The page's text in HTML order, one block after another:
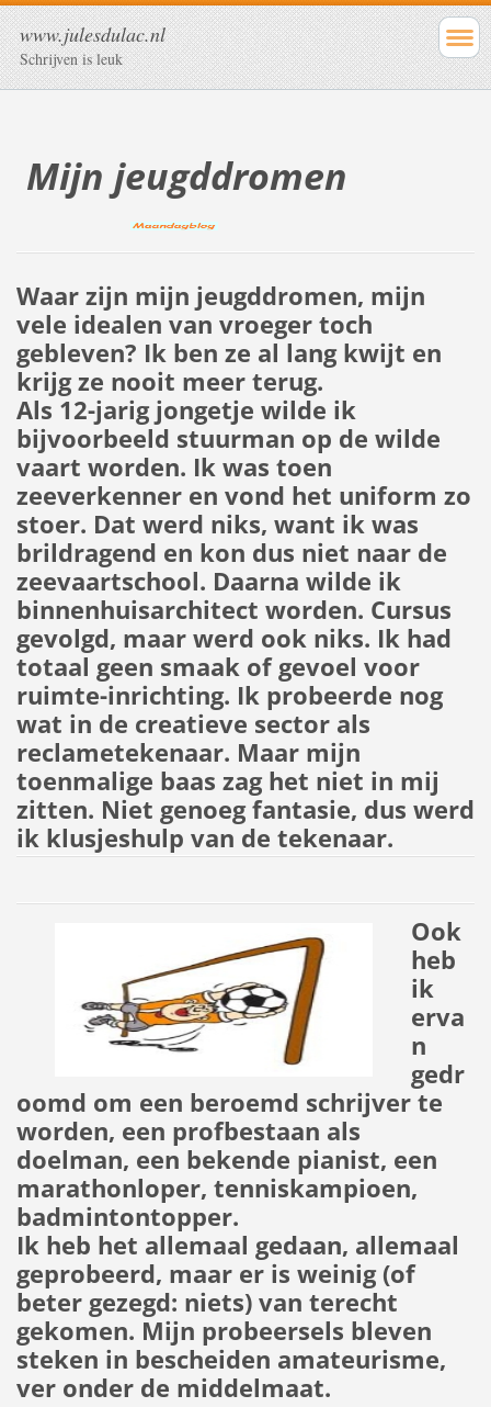
www.julesdulac.nl
Schrijven is leuk
Mijn jeugddromen
Waar zijn mijn jeugddromen, mijn
vele idealen van vroeger toch
gebleven? Ik ben ze al lang kwijt en
krijg ze nooit meer terug.
Als 12-jarig jongetje wilde ik
bijvoorbeeld stuurman op de wilde
vaart worden. Ik was toen
zeeverkenner en vond het uniform zo
stoer. Dat werd niks, want ik was
brildragend en kon dus niet naar de
zeevaartschool. Daarna wilde ik
binnenhuisarchitect worden. Cursus
gevolgd, maar werd ook niks. Ik had
totaal geen smaak of gevoel voor
ruimte-inrichting. Ik probeerde nog
wat in de creatieve sector als
reclametekenaar. Maar mijn
toenmalige baas zag het niet in mij
zitten. Niet genoeg fantasie, dus werd
ik klusjeshulp van de tekenaar.
Ook
heb
ik
erva
n
gedr
oomd om een beroemd schrijver te
worden, een profbestaan als
doelman, een bekende pianist, een
marathonloper, tenniskampioen,
badmintontopper.
Ik heb het allemaal gedaan, allemaal
geprobeerd, maar er is weinig (of
beter gezegd: niets) van terecht
gekomen. Mijn probeersels bleven
steken in bescheiden amateurisme,
ver onder de middelmaat.